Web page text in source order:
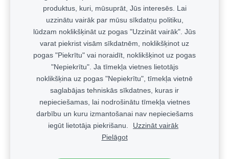
Mūsu pabeigtie projekti
Noteikumi
Sīkdatņu (cookies) izmantošanas politika Sīkdatnes
produktus, kuri, mūsuprāt, Jūs interesēs. Lai
uzzinātu vairāk par mūsu sīkdatņu politiku,
lūdzam noklikšķināt uz pogas "Uzzināt vairāk". Jūs
varat piekrist visām sīkdatnēm, noklikšķinot uz
pogas "Piekrītu" vai noraidīt, noklikšķinot uz pogas
"Nepiekrītu". Ja tīmekļa vietnes lietotājs
noklikšķina uz pogas "Nepiekrītu", tīmekļa vietnē
saglabājas tehniskās sīkdatnes, kuras ir
nepieciešamas, lai nodrošinātu tīmekļa vietnes
darbību un kuru izmantošanai nav nepieciešams
iegūt lietotāja piekrišanu.
Uzzināt vairāk
Pielāgot